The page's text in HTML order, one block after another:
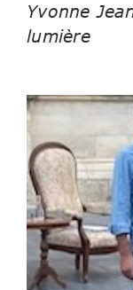
Yvonne
lumière